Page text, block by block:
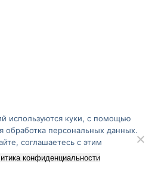
используются куки, с помощью
обработка персональных данных.
соглашаетесь с этим
конфиденциальности